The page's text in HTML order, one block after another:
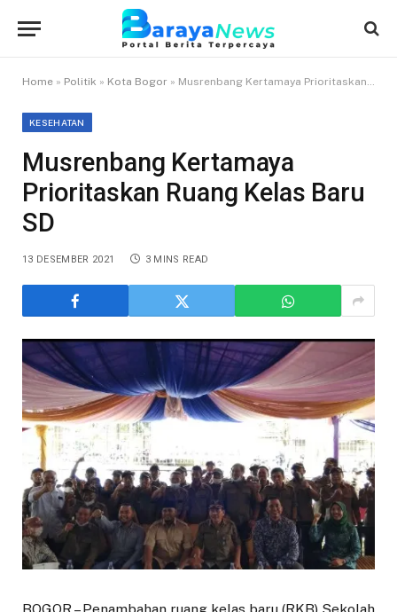
Home » Politik » Kota Bogor » Musrenbang Kertamaya Prioritaskan Ruang Kelas Baru SD
KESEHATAN
Musrenbang Kertamaya
Prioritaskan Ruang Kelas Baru
SD
13 DESEMBER 2021 3 MINS READ